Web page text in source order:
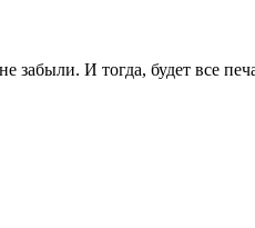
забыли. И тогда, будет все